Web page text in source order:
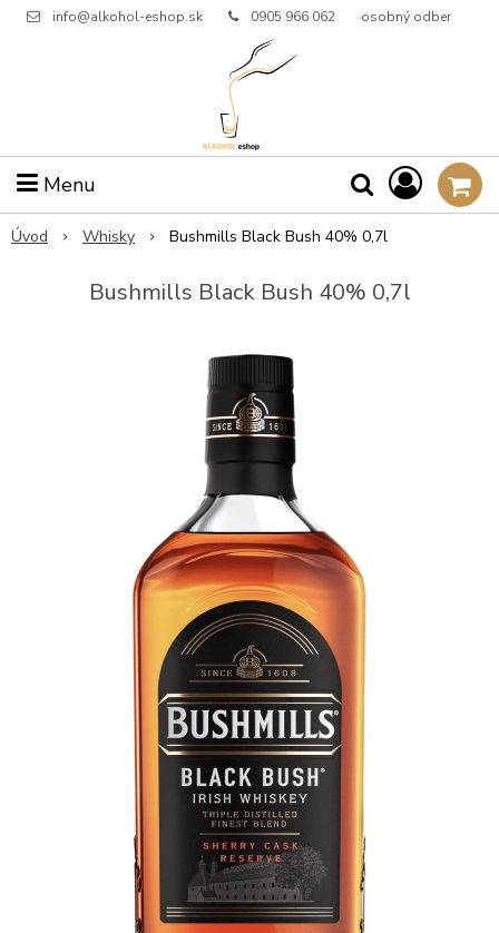
info@alkohol-eshop.sk 0905 966 062 osobný odber
Menu
Úvod Whisky Bushmills Black Bush 40% 0,7l
Bushmills Black Bush 40% 0,7l